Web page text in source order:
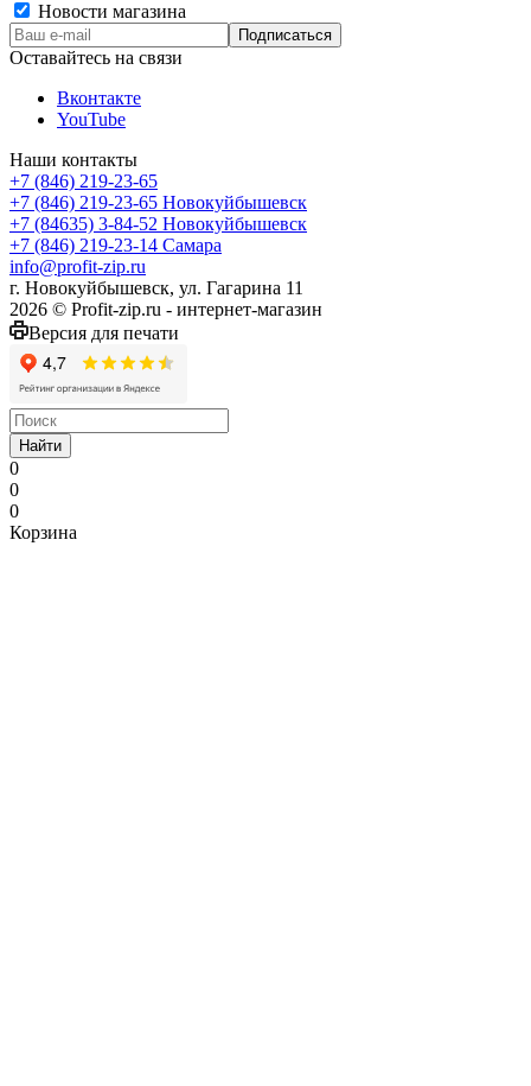
Новости магазина
Оставайтесь на связи
Вконтакте
YouTube
Наши контакты
+7 (846) 219-23-65
+7 (846) 219-23-65 Новокуйбышевск
+7 (84635) 3-84-52 Новокуйбышевск
+7 (846) 219-23-14 Самара
info@profit-zip.ru
г. Новокуйбышевск, ул. Гагарина 11
2026 © Profit-zip.ru - интернет-магазин
Версия для печати
Найти
0
0
0
Корзина